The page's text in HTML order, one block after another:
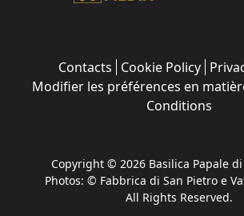
Contacts Cookie Policy
Modifier les préférences en
Conditions
Copyright © 2026 Basilica Papale
Photos: © Fabbrica di San Pietro e
All Rights Reserved.